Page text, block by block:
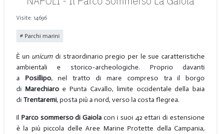
Visite: 14696
Parchi marini
È un unicum di straordinario pregio per le sue caratteristiche
ambientali e storico-archeologiche. Proprio davanti
a Posillipo, nel tratto di mare compreso tra il borgo
di Marechiaroe Punta Cavallo, limite occidentale della baia
di Trentaremi, posta più a nord, verso la costa flegrea.
Il Parco sommerso di Gaiola con i suoi 42 ettari di estensione
è la più piccola delle Aree Marine Protette della Campania,